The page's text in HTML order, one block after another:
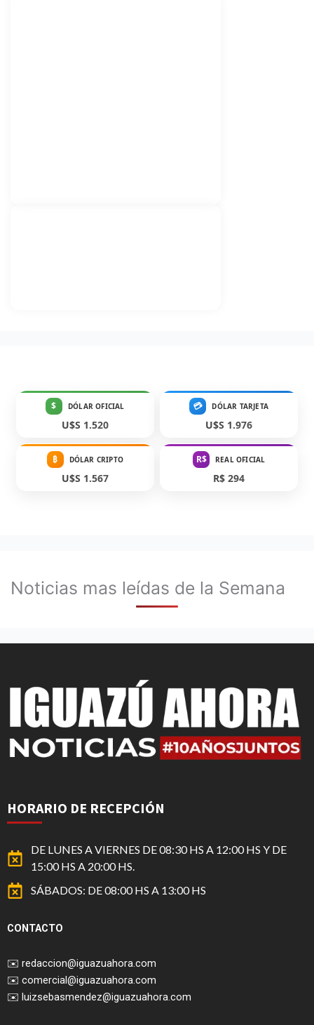
$ DÓLAR OFICIAL
U$S 1.520
💳 DÓLAR TARJETA
U$S 1.976
₿ DÓLAR CRIPTO
U$S 1.567
R$ REAL OFICIAL
R$ 294
Noticias mas leídas de la Semana
HORARIO DE RECEPCIÓN
DE LUNES A VIERNES DE 08:30 HS A 12:00 HS Y DE
15:00 HS A 20:00 HS.
SÁBADOS: DE 08:00 HS A 13:00 HS
CONTACTO
✉️ redaccion@iguazuahora.com
✉️ comercial@iguazuahora.com
✉️ luizsebasmendez@iguazuahora.com